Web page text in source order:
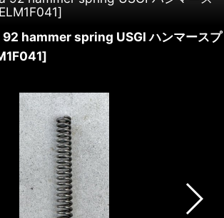
]
hammer spring USGI ハンマースプ
]